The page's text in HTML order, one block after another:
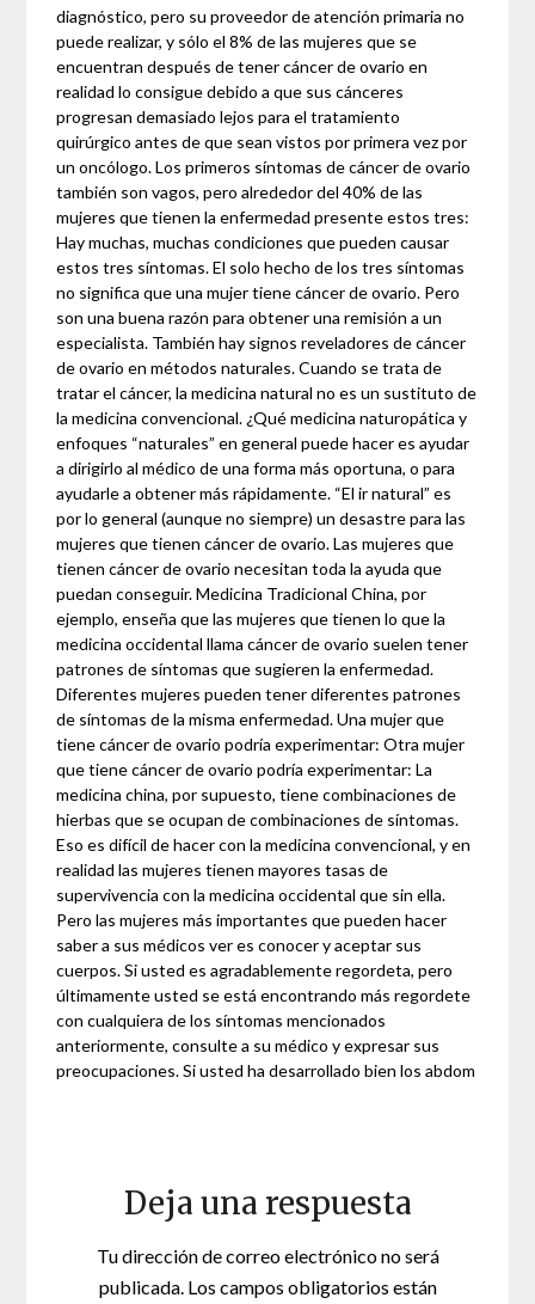
diagnóstico, pero su proveedor de atención primaria no
puede realizar, y sólo el 8% de las mujeres que se
encuentran después de tener cáncer de ovario en
realidad lo consigue debido a que sus cánceres
progresan demasiado lejos para el tratamiento
quirúrgico antes de que sean vistos por primera vez por
un oncólogo. Los primeros síntomas de cáncer de ovario
también son vagos, pero alrededor del 40% de las
mujeres que tienen la enfermedad presente estos tres:
Hay muchas, muchas condiciones que pueden causar
estos tres síntomas. El solo hecho de los tres síntomas
no significa que una mujer tiene cáncer de ovario. Pero
son una buena razón para obtener una remisión a un
especialista. También hay signos reveladores de cáncer
de ovario en métodos naturales. Cuando se trata de
tratar el cáncer, la medicina natural no es un sustituto de
la medicina convencional. ¿Qué medicina naturopática y
enfoques “naturales” en general puede hacer es ayudar
a dirigirlo al médico de una forma más oportuna, o para
ayudarle a obtener más rápidamente. “El ir natural” es
por lo general (aunque no siempre) un desastre para las
mujeres que tienen cáncer de ovario. Las mujeres que
tienen cáncer de ovario necesitan toda la ayuda que
puedan conseguir. Medicina Tradicional China, por
ejemplo, enseña que las mujeres que tienen lo que la
medicina occidental llama cáncer de ovario suelen tener
patrones de síntomas que sugieren la enfermedad.
Diferentes mujeres pueden tener diferentes patrones
de síntomas de la misma enfermedad. Una mujer que
tiene cáncer de ovario podría experimentar: Otra mujer
que tiene cáncer de ovario podría experimentar: La
medicina china, por supuesto, tiene combinaciones de
hierbas que se ocupan de combinaciones de síntomas.
Eso es difícil de hacer con la medicina convencional, y en
realidad las mujeres tienen mayores tasas de
supervivencia con la medicina occidental que sin ella.
Pero las mujeres más importantes que pueden hacer
saber a sus médicos ver es conocer y aceptar sus
cuerpos. Si usted es agradablemente regordeta, pero
últimamente usted se está encontrando más regordete
con cualquiera de los síntomas mencionados
anteriormente, consulte a su médico y expresar sus
preocupaciones. Si usted ha desarrollado bien los abdom
Deja una respuesta
Tu dirección de correo electrónico no será
publicada. Los campos obligatorios están